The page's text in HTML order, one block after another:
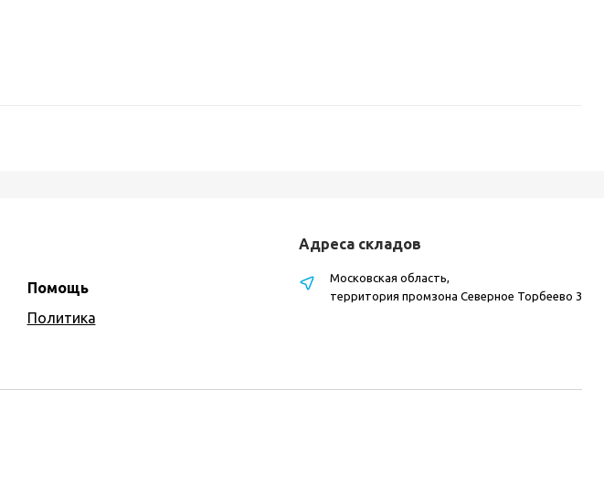
Помощь
Политика
Адреса складов
Московская область,
территория промзона Северное Торбеево 3